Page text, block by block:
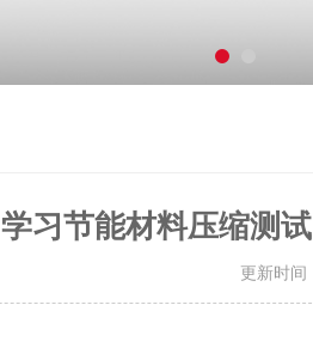
学习节能材料压缩测
更新时间